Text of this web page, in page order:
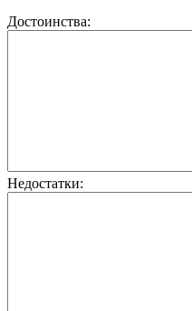
Достоинства:
Недостатки: